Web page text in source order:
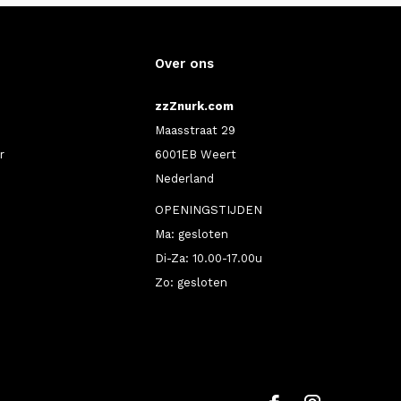
Over ons
zzZnurk.com
Maasstraat 29
6001EB Weert
Nederland
OPENINGSTIJDEN
Ma: gesloten
Di-Za: 10.00-17.00u
Zo: gesloten